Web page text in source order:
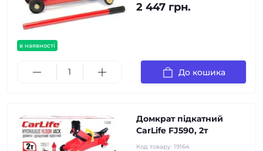
в наявності
2 447 грн.
До кошика
Домкрат підкатний
CarLife FJ590, 2т
Код товару: 19164